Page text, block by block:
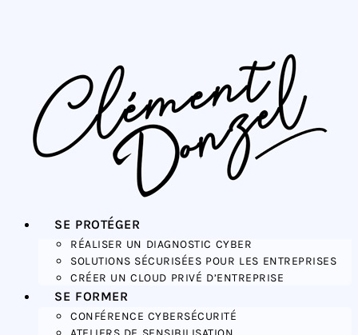
SE PROTÉGER
RÉALISER UN DIAGNOSTIC CYBER
SOLUTIONS SÉCURISÉES POUR LES ENTREPRISES
CRÉER UN CLOUD PRIVÉ D’ENTREPRISE
SE FORMER
CONFÉRENCE CYBERSÉCURITÉ